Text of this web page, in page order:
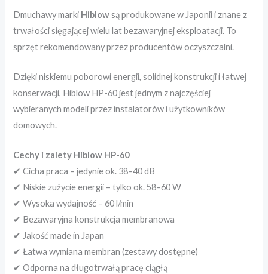
Dmuchawy marki Hiblowsą produkowane w Japonii i znane z
trwałości sięgającej wielu lat bezawaryjnej eksploatacji. To
sprzęt rekomendowany przez producentów oczyszczalni.
Dzięki niskiemu poborowi energii, solidnej konstrukcji i łatwej
konserwacji, Hiblow HP-60 jest jednym z najczęściej
wybieranych modeli przez instalatorów i użytkowników
domowych.
Cechy i zalety Hiblow HP-60
✔ Cicha praca – jedynie ok. 38–40 dB
✔ Niskie zużycie energii – tylko ok. 58–60 W
✔ Wysoka wydajność – 60 l/min
✔ Bezawaryjna konstrukcja membranowa
✔ Jakość made in Japan
✔ Łatwa wymiana membran (zestawy dostępne)
✔ Odporna na długotrwałą pracę ciągłą